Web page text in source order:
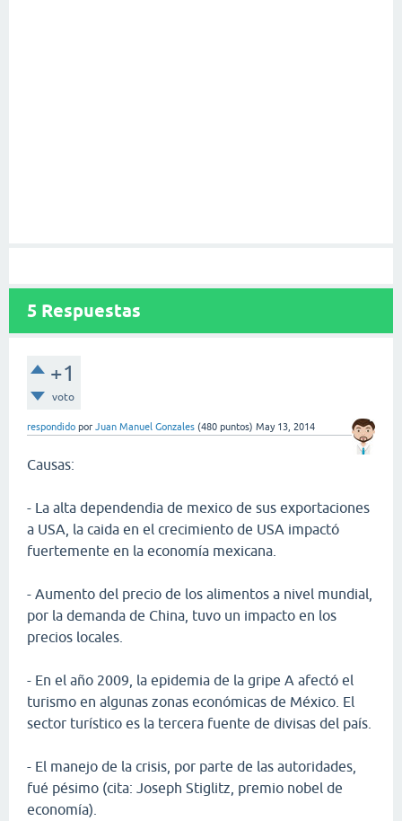
5 Respuestas
+1
voto
respondido por Juan Manuel Gonzales (480 puntos) May 13, 2014
Causas:
- La alta dependendia de mexico de sus exportaciones
a USA, la caida en el crecimiento de USA impactó
fuertemente en la economía mexicana.
- Aumento del precio de los alimentos a nivel mundial,
por la demanda de China, tuvo un impacto en los
precios locales.
- En el año 2009, la epidemia de la gripe A afectó el
turismo en algunas zonas económicas de México. El
sector turístico es la tercera fuente de divisas del país.
- El manejo de la crisis, por parte de las autoridades,
fué pésimo (cita: Joseph Stiglitz, premio nobel de
economía).